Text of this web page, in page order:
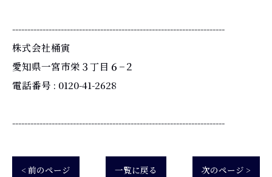
----------------------------------------------------------------------
株式会社桶寅
愛知県一宮市栄３丁目６−２
電話番号 : 0120-41-2628
----------------------------------------------------------------------
< 前のページ 一覧に戻る 次のページ >